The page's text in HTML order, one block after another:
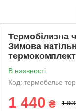
Термобілизна
Зимова
В наявності
Код: термобелье
1 440 ₴ 1